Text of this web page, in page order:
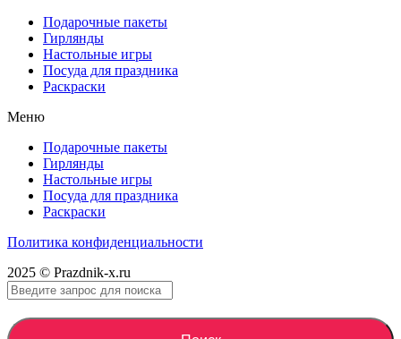
Подарочные пакеты
Гирлянды
Настольные игры
Посуда для праздника
Раскраски
Меню
Подарочные пакеты
Гирлянды
Настольные игры
Посуда для праздника
Раскраски
Политика конфиденциальности
2025 © Prazdnik-x.ru